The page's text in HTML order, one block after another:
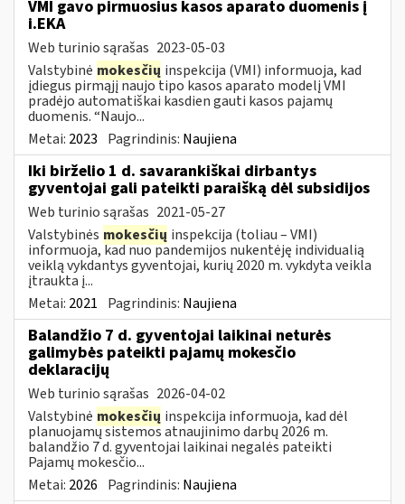
VMI gavo pirmuosius kasos aparato duomenis į
i.EKA
Web turinio sąrašas 2023-05-03
Valstybinė mokesčių inspekcija (VMI) informuoja, kad
įdiegus pirmąjį naujo tipo kasos aparato modelį VMI
pradėjo automatiškai kasdien gauti kasos pajamų
duomenis. “Naujo...
Metai: 2023 Pagrindinis: Naujiena
Iki birželio 1 d. savarankiškai dirbantys
gyventojai gali pateikti paraišką dėl subsidijos
Web turinio sąrašas 2021-05-27
Valstybinės mokesčių inspekcija (toliau – VMI)
informuoja, kad nuo pandemijos nukentėję individualią
veiklą vykdantys gyventojai, kurių 2020 m. vykdyta veikla
įtraukta į...
Metai: 2021 Pagrindinis: Naujiena
Balandžio 7 d. gyventojai laikinai neturės
galimybės pateikti pajamų mokesčio
deklaracijų
Web turinio sąrašas 2026-04-02
Valstybinė mokesčių inspekcija informuoja, kad dėl
planuojamų sistemos atnaujinimo darbų 2026 m.
balandžio 7 d. gyventojai laikinai negalės pateikti
Pajamų mokesčio...
Metai: 2026 Pagrindinis: Naujiena